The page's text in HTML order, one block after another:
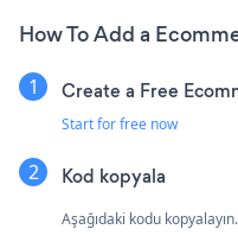
How To Add a
Create a Free
Start for free now
Kod kopyala
Aşağıdaki kodu